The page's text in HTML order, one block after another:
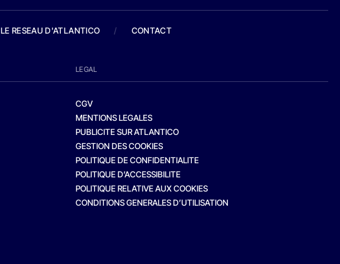
LE RESEAU D'ATLANTICO / CONTACT
LEGAL
CGV
MENTIONS LEGALES
PUBLICITE SUR ATLANTICO
GESTION DES COOKIES
POLITIQUE DE CONFIDENTIALITE
POLITIQUE D’ACCESSIBILITE
POLITIQUE RELATIVE AUX COOKIES
CONDITIONS GENERALES D’UTILISATION